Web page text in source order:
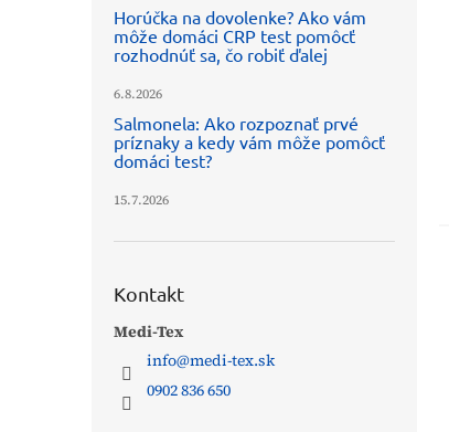
Horúčka na dovolenke? Ako vám
môže domáci CRP test pomôcť
rozhodnúť sa, čo robiť ďalej
6.8.2026
Salmonela: Ako rozpoznať prvé
príznaky a kedy vám môže pomôcť
domáci test?
15.7.2026
Kontakt
Medi-Tex
info@medi-tex.sk
0902 836 650